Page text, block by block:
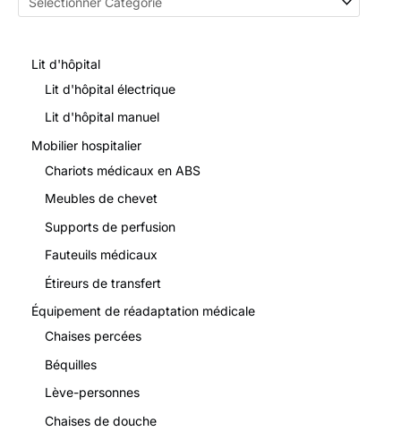
Lit d'hôpital
Lit d'hôpital électrique
Lit d'hôpital manuel
Mobilier hospitalier
Chariots médicaux en ABS
Meubles de chevet
Supports de perfusion
Fauteuils médicaux
Étireurs de transfert
Équipement de réadaptation médicale
Chaises percées
Béquilles
Lève-personnes
Chaises de douche